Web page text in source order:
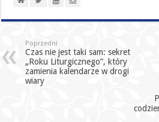
Poprzedni
Czas nie jest taki sam: sekret
„Roku Liturgicznego”, który
zamienia kalendarze w drogi
wiary